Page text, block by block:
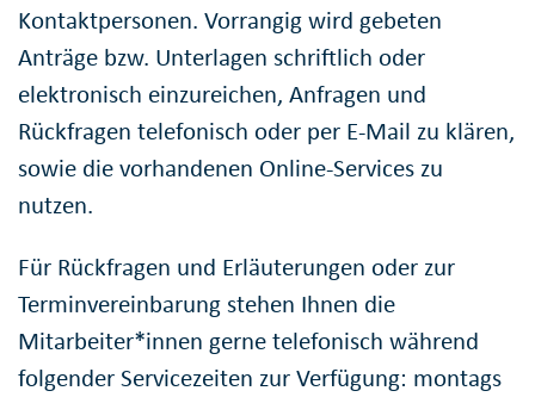
Kontaktpersonen. Vorrangig wird gebeten
Anträge bzw. Unterlagen schriftlich oder
elektronisch einzureichen, Anfragen und
Rückfragen telefonisch oder per E-Mail zu klären,
sowie die vorhandenen Online-Services zu
nutzen.
Für Rückfragen und Erläuterungen oder zur
Terminvereinbarung stehen Ihnen die
Mitarbeiter*innen gerne telefonisch während
folgender Servicezeiten zur Verfügung: montags